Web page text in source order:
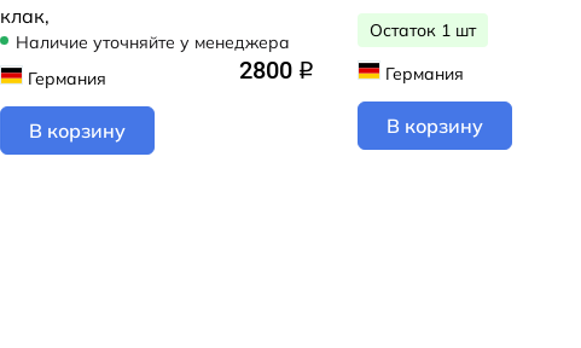
клак,
Наличие уточняйте у менеджера
Германия
2800 q
В корзину
Остаток 1 шт
Германия
В корзину